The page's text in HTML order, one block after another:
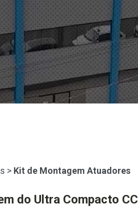
> Kit de Montagem Atuadores
do Ultra Compacto CC